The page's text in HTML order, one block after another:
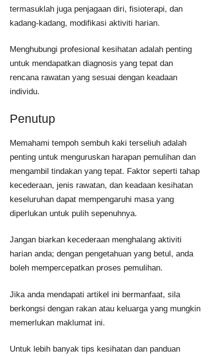
termasuklah juga penjagaan diri, fisioterapi, dan
kadang-kadang, modifikasi aktiviti harian.
Menghubungi profesional kesihatan adalah penting
untuk mendapatkan diagnosis yang tepat dan
rencana rawatan yang sesuai dengan keadaan
individu.
Penutup
Memahami tempoh sembuh kaki terseliuh adalah
penting untuk menguruskan harapan pemulihan dan
mengambil tindakan yang tepat. Faktor seperti tahap
kecederaan, jenis rawatan, dan keadaan kesihatan
keseluruhan dapat mempengaruhi masa yang
diperlukan untuk pulih sepenuhnya.
Jangan biarkan kecederaan menghalang aktiviti
harian anda; dengan pengetahuan yang betul, anda
boleh mempercepatkan proses pemulihan.
Jika anda mendapati artikel ini bermanfaat, sila
berkongsi dengan rakan atau keluarga yang mungkin
memerlukan maklumat ini.
Untuk lebih banyak tips kesihatan dan panduan